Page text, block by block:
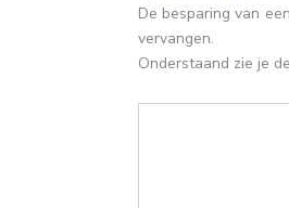
De besparing van
vervangen.
Onderstaand zie je